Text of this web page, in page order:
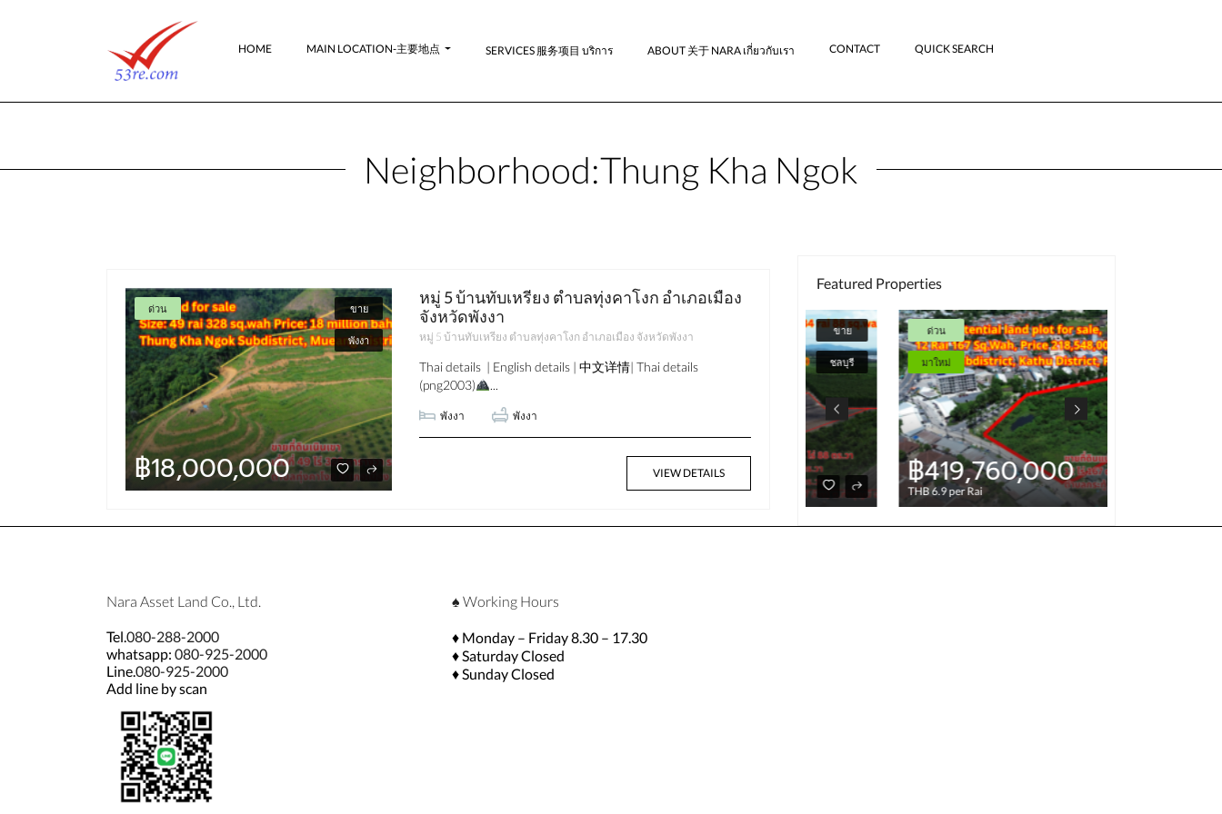
HOME MAIN LOCATION-主要地点 SERVICES 服务项目 บริการ ABOUT 关于 NARA เกี่ยวกับเรา CONTACT QUICK SEARCH
Neighborhood:Thung Kha Ngok
ด่วน ขาย
พังงา
฿18,000,000
หมู่ 5 บ้านทับเหรียง ตำบลทุ่งคาโงก อำเภอเมือง
จังหวัดพังงา
หมู่ 5 บ้านทับเหรียง ตำบลทุ่งคาโงก อำเภอเมือง จังหวัดพังงา
Thai details | English details | 中文详情| Thai details
(png2003)
...
พังงา พังงา
VIEW DETAILS
Featured Properties
฿2,590,000
มาใหม่
฿58,174,000
1.7 Million Baht per Rai
ด่วน
มาใหม่
ขาย
ภูเก็ต
฿419,760,000
THB 6.9 per Rai
Nara Asset Land Co., Ltd.
Tel.080-288-2000
whatsapp: 080-925-2000
Line.080-925-2000
Add line by scan
♠ Working Hours
♦ Monday – Friday 8.30 – 17.30
♦ Saturday Closed
♦ Sunday Closed